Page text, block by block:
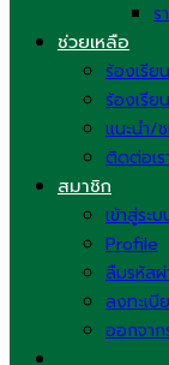
ร
ช่วยเหลือ
ร้องเรีย
ร้องเรีย
แนะนำ/
ติดต่อเร
สมาชิก
เข้าสู่ระบ
Profile
ลืมรหัสผ่
ลงทะเบี
ออกจาก